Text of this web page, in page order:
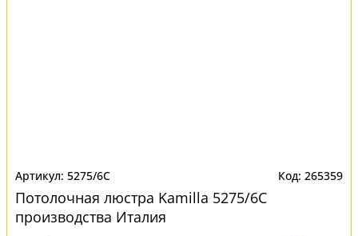
5275/6C 265359
Потолочная люстра Kamilla 5275/6C
производства Италия